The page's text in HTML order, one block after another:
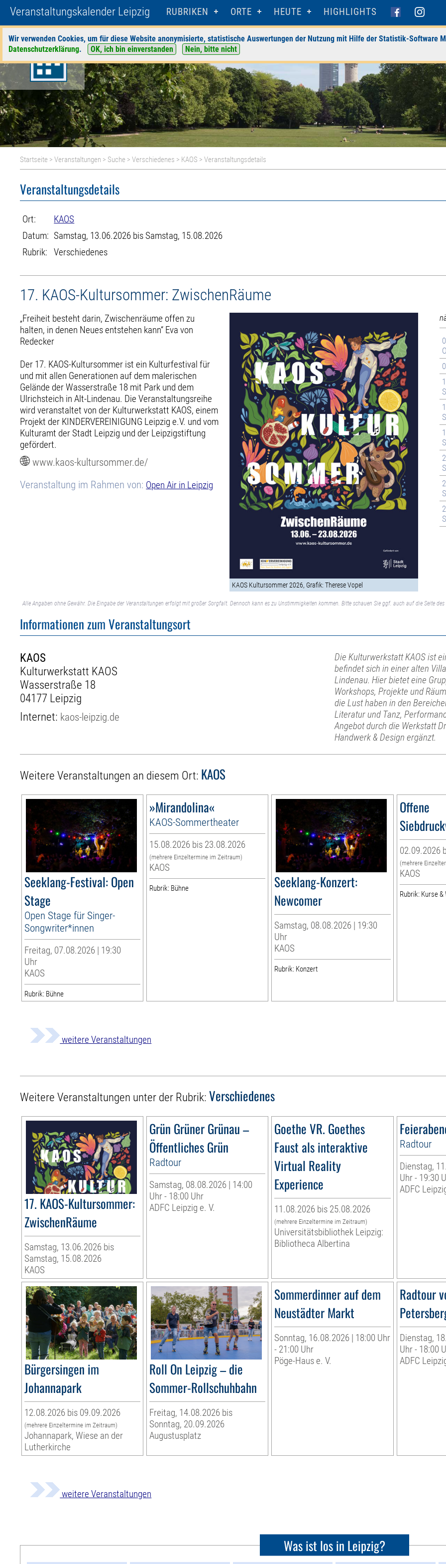
Veranstaltungskalender Leipzig RUBRIKEN ORTE HEUTE HIGHLIGHTS
Wir verwenden Cookies, um für diese Website anonymisierte, statistische Auswertungen der Nutzung mit Hilfe der Statistik-Software
Datenschutzerklärung. OK, ich bin einverstanden Nein, bitte nicht
Startseite >Veranstaltungen > Suche >Verschiedenes > KAOS > Veranstaltungsdetails
Veranstaltungsdetails
Ort:
KAOS
Datum: Samstag, 13.06.2026 bis Samstag, 15.08.2026
Rubrik:
Verschiedenes
17. KAOS-Kultursommer: ZwischenRäume
„Freiheit besteht darin, Zwischenräume offen zu
halten, in denen Neues entstehen kann“ Eva von
Redecker
Der 17. KAOS-Kultursommer ist ein Kulturfestival für
und mit allen Generationen auf dem malerischen
Gelände der Wasserstraße 18 mit Park und dem
Ulrichsteich in Alt-Lindenau. Die Veranstaltungsreihe
wird veranstaltet von der Kulturwerkstatt KAOS, einem
Projekt der KINDERVEREINIGUNG Leipzig e.V. und vom
Kulturamt der Stadt Leipzig und der Leipzigstiftung
gefördert.
www.kaos-kultursommer.de/
Veranstaltung im Rahmen von: Open Air in Leipzig
KAOS Kultursommer 2026, Grafik: Therese Vopel
Alle Angaben ohne Gewähr. Die Eingabe der Veranstaltungen erfolgt mit großer Sorgfalt. Dennoch kann es zu Unstimmigkeiten kommen. Bitte schauen Sie ggf. auch auf die Seite
Informationen zum Veranstaltungsort
KAOS
Kulturwerkstatt KAOS
Wasserstraße 18
04177 Leipzig
Internet: kaos-leipzig.de
Die Kulturwerkstatt KAOS ist
befindet sich in einer alten
Lindenau. Hier bietet eine
Workshops, Projekte und
die Lust haben in den
Literatur und Tanz,
Angebot durch die Werkstatt
Handwerk & Design ergänzt.
Weitere Veranstaltungen an diesem Ort: KAOS
Seeklang-Festival: Open
Stage
Open Stage für Singer-
Songwriter*innen
Freitag, 07.08.2026 | 19:30
Uhr
KAOS
Rubrik: Bühne
»Mirandolina«
KAOS-Sommertheater
15.08.2026 bis 23.08.2026
(mehrere Einzeltermine im Zeitraum)
KAOS
Rubrik: Bühne
Seeklang-Konzert:
Newcomer
Samstag, 08.08.2026 | 19:30
Uhr
KAOS
Rubrik: Konzert
Offene
02.09.2026
(mehrere
KAOS
Rubrik: Kurse
weitere Veranstaltungen
Weitere Veranstaltungen unter der Rubrik: Verschiedenes
17. KAOS-Kultursommer:
ZwischenRäume
Samstag, 13.06.2026 bis
Samstag, 15.08.2026
KAOS
Grün Grüner Grünau –
Öffentliches Grün
Radtour
Samstag, 08.08.2026 | 14:00
Uhr - 18:00 Uhr
ADFC Leipzig e. V.
Goethe VR. Goethes
Faust als interaktive
Virtual Reality
Experience
11.08.2026 bis 25.08.2026
(mehrere Einzeltermine im Zeitraum)
Universitätsbibliothek Leipzig:
Bibliotheca Albertina
Radtour
Dienstag,
Uhr - 19:30
ADFC
Bürgersingen im
Johannapark
12.08.2026 bis 09.09.2026
(mehrere Einzeltermine im Zeitraum)
Johannapark, Wiese an der
Lutherkirche
Roll On Leipzig – die
Sommer-Rollschuhbahn
Freitag, 14.08.2026 bis
Sonntag, 20.09.2026
Augustusplatz
Sommerdinner auf dem
Neustädter Markt
Sonntag, 16.08.2026 | 18:00 Uhr
- 21:00 Uhr
Pöge-Haus e. V.
Radtour
Dienstag,
Uhr - 18:00
ADFC
weitere Veranstaltungen
Was ist los in Leipzig?